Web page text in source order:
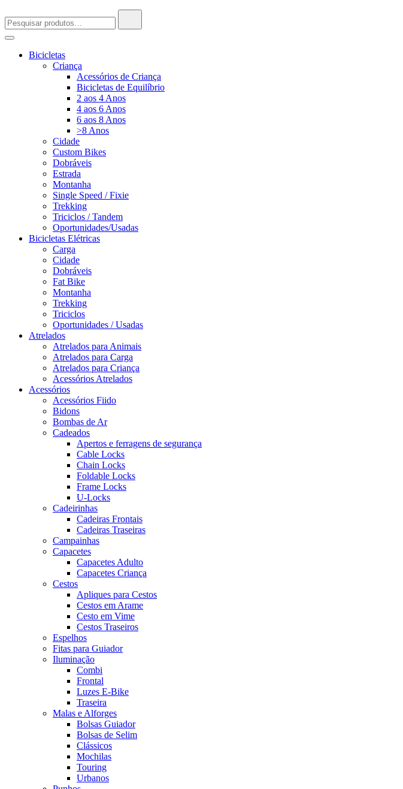
por:
Bicicletas
Criança
Acessórios de Criança
Bicicletas de Equilíbrio
2 aos 4 Anos
4 aos 6 Anos
6 aos 8 Anos
>8 Anos
Cidade
Custom Bikes
Dobráveis
Estrada
Montanha
Single Speed / Fixie
Trekking
Triciclos / Tandem
Oportunidades/Usadas
Bicicletas Elétricas
Carga
Cidade
Dobráveis
Fat Bike
Montanha
Trekking
Triciclos
Oportunidades / Usadas
Atrelados
Atrelados para Animais
Atrelados para Carga
Atrelados para Criança
Acessórios Atrelados
Acessórios
Acessórios Fiido
Bidons
Bombas de Ar
Cadeados
Apertos e ferragens de segurança
Cable Locks
Chain Locks
Foldable Locks
Frame Locks
U-Locks
Cadeirinhas
Cadeiras Frontais
Cadeiras Traseiras
Campainhas
Capacetes
Capacetes Adulto
Capacetes Criança
Cestos
Apliques para Cestos
Cestos em Arame
Cesto em Vime
Cestos Traseiros
Espelhos
Fitas para Guiador
Iluminação
Combi
Frontal
Luzes E-Bike
Traseira
Malas e Alforges
Bolsas Guiador
Bolsas de Selim
Clássicos
Mochilas
Touring
Urbanos